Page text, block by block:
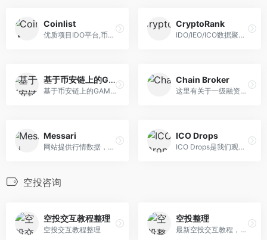
Coinlist
优质项目IDO平台,币圈打新，...
CryptoRank
IDO/IEO/ICO数据聚合。
基于币安链上的GAMEFI
基于币安链上的GAMEFI
Chain Broker
这里有关于一级融资的网站，...
Messari
网站提供行情数据，但是其独...
ICO Drops
ICO Drops是我们观察近期发生...
空投咨询
空投交互教程整理
空投交互教程整理
空投整理
最新空投交互教程，包括Aptos...